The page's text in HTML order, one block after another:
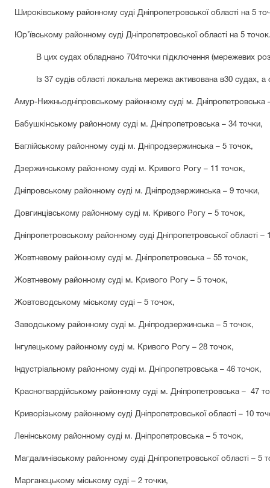
Широківському районному суді Дніпропетровської області на 5
Юр’ївському районному суді Дніпропетровської області на 5
В цих судах обладнано 704точки підключення (мережевих
Із 37 судів області локальна мережа активована в30 судах, а
Амур-Нижньодніпровському районному суді м. Дніпропетровська
Бабушкінському районному суді м. Дніпропетровська – 34 точки,
Баглійському районному суді м. Дніпродзержинська – 5 точок,
Дзержинському районному суді м. Кривого Рогу – 11 точок,
Дніпровському районному суді м. Дніпродзержинська – 9 точки,
Довгинцівському районному суді м. Кривого Рогу – 5 точок,
Дніпропетровському районному суді Дніпропетровської області –
Жовтневому районному суді м. Дніпропетровська – 55 точок,
Жовтневому районному суді м. Кривого Рогу – 5 точок,
Жовтоводському міському суді – 5 точок,
Заводському районному суді м. Дніпродзержинська – 5 точок,
Інгулецькому районному суді м. Кривого Рогу – 28 точок,
Індустріальному районному суді м. Дніпропетровська – 46 точок,
Красногвардійському районному суді м. Дніпропетровська – 47
Криворізькому районному суді Дніпропетровської області – 10
Ленінському районному суді м. Дніпропетровська – 5 точок,
Магдалинівському районному суді Дніпропетровської області – 5
Марганецькому міському суді – 2 точки,